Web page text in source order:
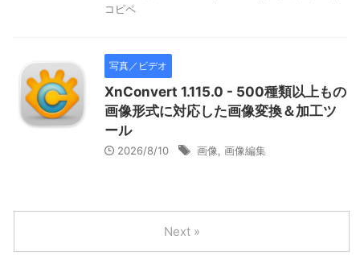
コピペ
写真／ビデオ
XnConvert 1.115.0 - 500種類以上もの
画像形式に対応した画像変換＆加工ツ
ール
2026/8/10 画像 画像編集
Next »